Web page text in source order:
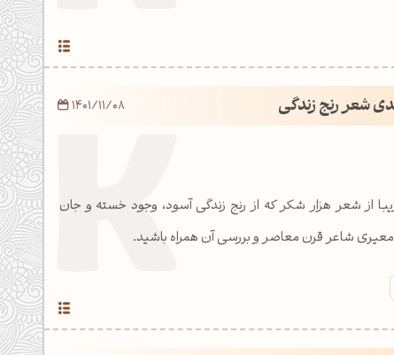
شعر رنج زندگی
از شعر هزار شکر که از رنج زندگی آسود، وجود خسته و جان
شاعر قرن معاصر و بررسی آن همراه باشید.
1401/11/08